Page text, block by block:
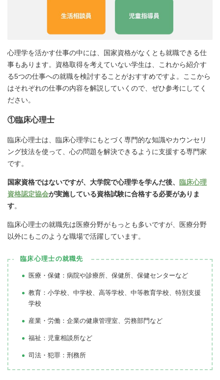
心理学を活かす仕事の中には、国家資格がなくとも就職できる仕
事もあります。資格取得を考えていない学生は、これから紹介す
る5つの仕事への就職を検討することがおすすめですよ。ここから
はそれぞれの仕事の内容を解説していくので、ぜひ参考にしてく
ださい。
①臨床心理士
臨床心理士は、臨床心理学にもとづく専門的な知識やカウンセリ
ング技法を使って、心の問題を解決できるように支援する専門家
です。
国家資格ではないですが、大学院で心理学を学んだ後、 臨床心理
資格認定協会が実施している資格試験に合格する必要がありま
す。
臨床心理士の就職先は医療分野がもっとも多いですが、医療分野
以外にもこのような職場で活躍しています。
臨床心理士の就職先
医療・保健：病院や診療所、保健所、保健センターなど
教育：小学校、中学校、高等学校、中等教育学校、特別支援
学校
産業・労働：企業の健康管理室、労務部門など
福祉：児童相談所など
司法・犯罪：刑務所